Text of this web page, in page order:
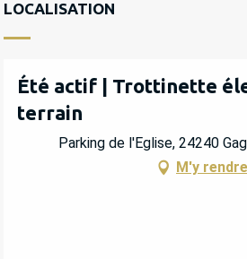
LOCALISATION
Été actif | Trottinette
terrain
Parking de l'Eglise, 24240
M'y rendre